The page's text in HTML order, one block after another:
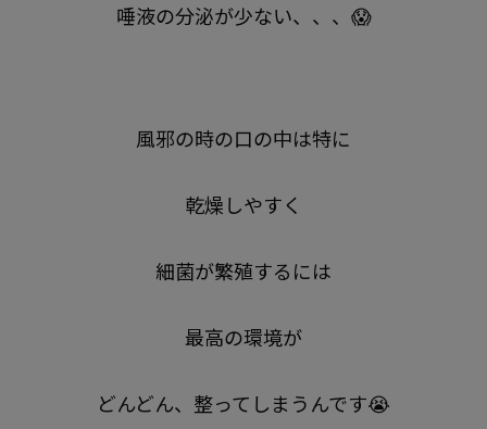
唾液の分泌が少ない、、、😱
風邪の時の口の中は特に
乾燥しやすく
細菌が繁殖するには
最高の環境が
どんどん、整ってしまうんです😭